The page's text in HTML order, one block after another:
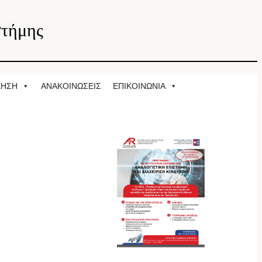
ΑΝΑΚΟΙΝΩΣΕΙΣ ΕΠΙΚΟΙΝΩΝΙΑ